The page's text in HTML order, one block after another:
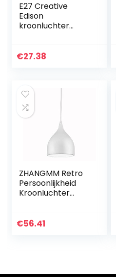
E27 Creative
Edison
kroonluchter
koppen lampen
€27.38
ZHANGMM Retro
Persoonlijkheid
Kroonluchter
Opknoping Lamp
€56.41